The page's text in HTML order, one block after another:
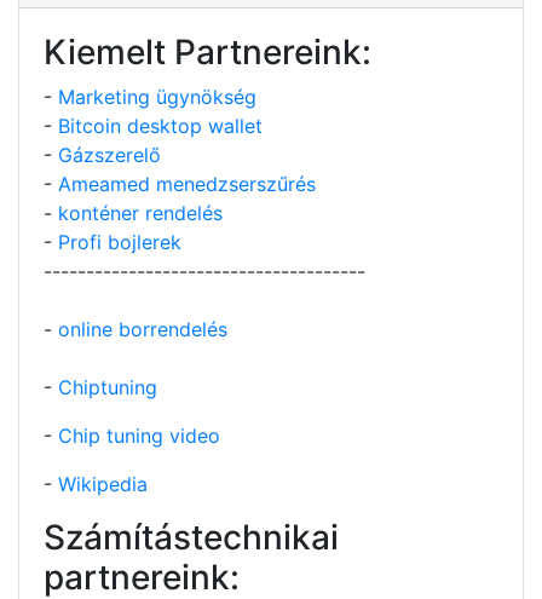
Kiemelt Partnereink:
- Marketing ügynökség
- Bitcoin desktop wallet
- Gázszerelő
- Ameamed menedzserszűrés
- konténer rendelés
- Profi bojlerek
--------------------------------------
- online borrendelés
- Chiptuning
- Chip tuning video
- Wikipedia
Számítástechnikai
partnereink: